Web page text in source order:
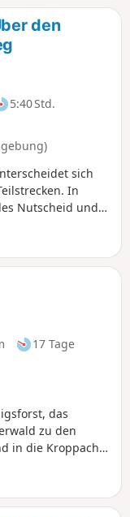
den
5:40 Std.
sich
In
Nutscheid und
uns
des Siegtals, auf
Erst hinter
Tal, bevor wir
müssen.
endet in Herchen,
im Siegtal.
17 Tage
das
zu den
in die Kroppacher
den Hohen
den höchsten